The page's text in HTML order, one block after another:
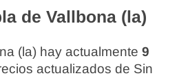
de Vallbona (la)
(la) hay actualmente 9
actualizados de Sin